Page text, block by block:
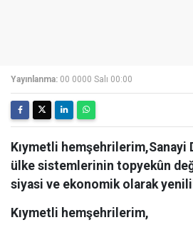
Yayınlanma: 00 0000 Salı 00:00
Kıymetli
ülke sistemlerinin topyekûn
siyasi ve ekonomik olarak
Kıymetli hemşehrilerim,